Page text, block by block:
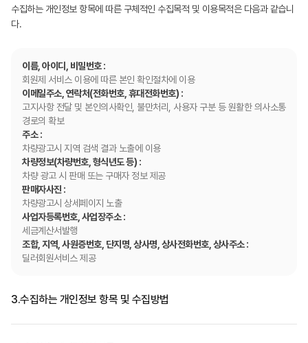
수집하는 개인정보 항목에 따른 구체적인 수집목적 및 이용목적은 다음과 같습니
다.
이름, 아이디, 비밀번호 :
회원제 서비스 이용에 따른 본인 확인절차에 이용
이메일주소, 연락처(전화번호, 휴대전화번호) :
고지사항 전달 및 본인의사확인, 불만처리, 사용자 구분 등 원활한 의사소통
경로의 확보
주소 :
차량광고시 지역 검색 결과 노출에 이용
차량정보(차량번호, 형식년도 등) :
차량 광고 시 판매 또는 구매자 정보 제공
판매자사진 :
차량광고시 상세페이지 노출
사업자등록번호, 사업장주소 :
세금계산서발행
조합, 지역, 사원증번호, 단지명, 상사명, 상사전화번호, 상사주소 :
딜러회원서비스 제공
3.수집하는 개인정보 항목 및 수집방법